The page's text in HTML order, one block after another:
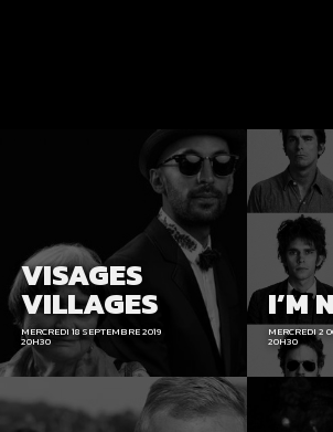
VISAGES
VILLAGES
MERCREDI 18 SEPTEMBRE 2019
20H30
I’M
MERCREDI 2
20H30